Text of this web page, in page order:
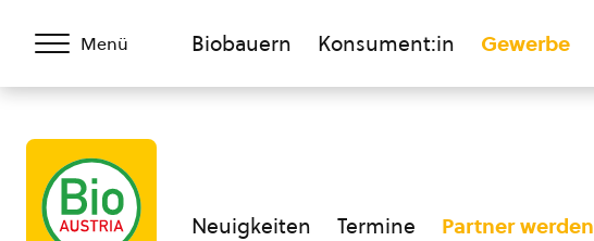
Menü Biobauern Konsument:in Gewerbe
Neuigkeiten Termine Partner werden